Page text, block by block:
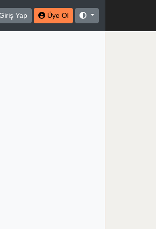
Yap Üye Ol